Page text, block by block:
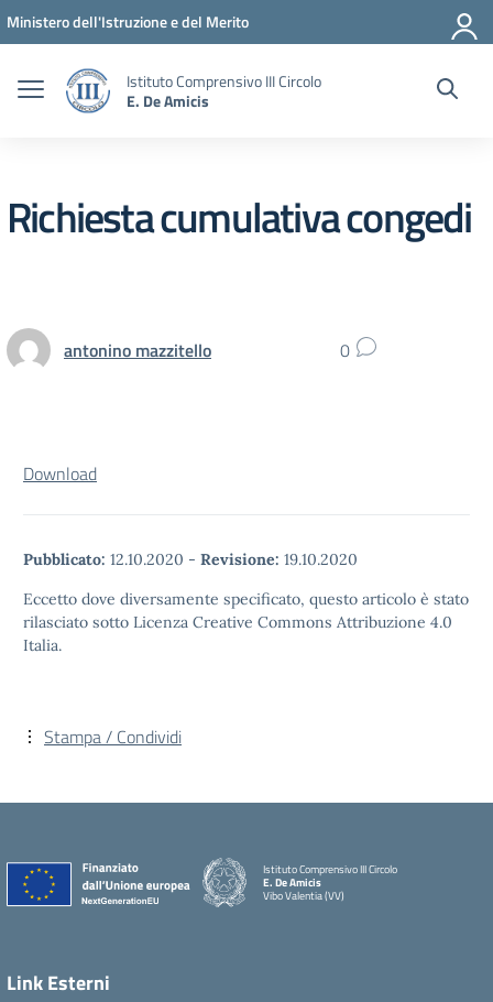
Vai ai contenuti
Vai al menu di navigazione
Vai al footer
Ministero dell'Istruzione e del Merito
Istituto Comprensivo III Circolo
E. De Amicis
Richiesta cumulativa congedi
antonino mazzitello 0
Download
Pubblicato: 12.10.2020 - Revisione: 19.10.2020
Eccetto dove diversamente specificato, questo articolo è stato
rilasciato sotto Licenza Creative Commons Attribuzione 4.0
Italia.
Stampa / Condividi
Istituto Comprensivo III Circolo
E. De Amicis
Vibo Valentia (VV)
Link Esterni